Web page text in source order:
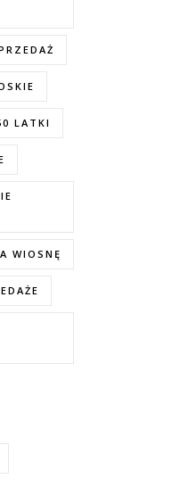
LATKI
WIOSNĘ